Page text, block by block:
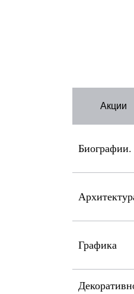
Акции
Графика